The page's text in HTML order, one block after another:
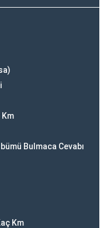
Km
Bulmaca Cevabı
Km